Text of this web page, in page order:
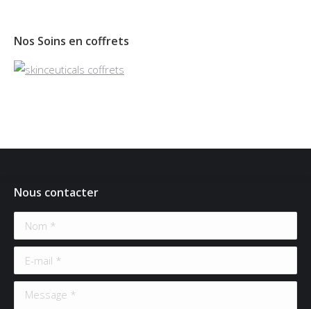
Nos Soins en coffrets
Nous contacter
Nom *
E-mail *
Message *